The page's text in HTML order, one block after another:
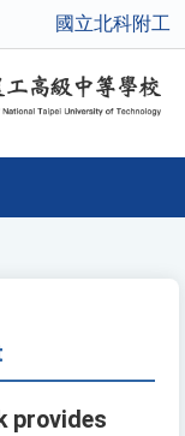
國立北科附工
provides